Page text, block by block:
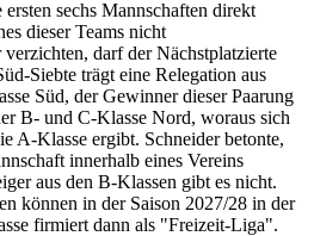
sechs Mannschaften direkt
dieser Teams nicht
darf der Nächstplatzierte
Siebte trägt eine Relegation aus
Süd, der Gewinner dieser Paarung
B- und C-Klasse Nord, woraus sich
A-Klasse ergibt. Schneider betonte,
innerhalb eines Vereins
aus den B-Klassen gibt es nicht.
können in der Saison 2027/28 in der
firmiert dann als "Freizeit-Liga".